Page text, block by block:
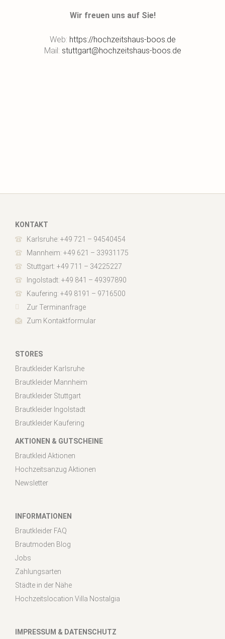
Wir freuen uns auf Sie!
Web: https://hochzeitshaus-boos.de
Mail: stuttgart@hochzeitshaus-boos.de
KONTAKT
Karlsruhe: +49 721 – 94540454
Mannheim: +49 621 – 33931175
Stuttgart: +49 711 – 34225227
Ingolstadt: +49 841 – 49397890
Kaufering: +49 8191 – 9716500
Zur Terminanfrage
Zum Kontaktformular
STORES
Brautkleider Karlsruhe
Brautkleider Mannheim
Brautkleider Stuttgart
Brautkleider Ingolstadt
Brautkleider Kaufering
AKTIONEN & GUTSCHEINE
Brautkleid Aktionen
Hochzeitsanzug Aktionen
Newsletter
INFORMATIONEN
Brautkleider FAQ
Brautmoden Blog
Jobs
Zahlungsarten
Städte in der Nähe
Hochzeitslocation Villa Nostalgia
IMPRESSUM & DATENSCHUTZ